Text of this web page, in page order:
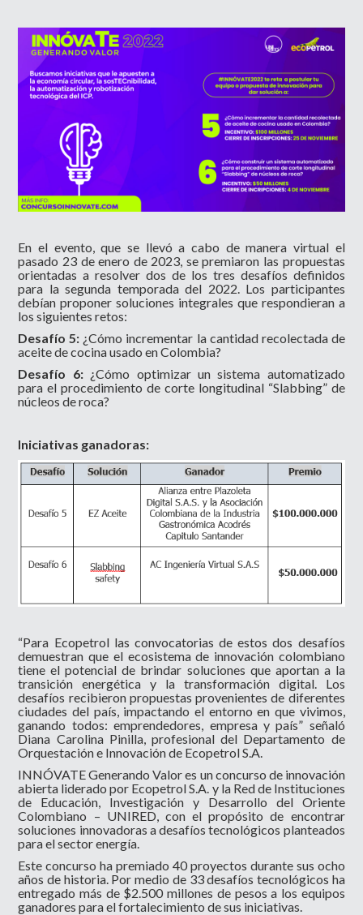
En el evento, que se llevó a cabo de manera virtual el
pasado 23 de enero de 2023, se premiaron las propuestas
orientadas a resolver dos de los tres desafíos definidos
para la segunda temporada del 2022. Los participantes
debían proponer soluciones integrales que respondieran a
los siguientes retos:
Desafío 5: ¿Cómo incrementar la cantidad recolectada de
aceite de cocina usado en Colombia?
Desafío 6:¿Cómo optimizar un sistema automatizado
para el procedimiento de corte longitudinal “Slabbing” de
núcleos de roca?
Iniciativas ganadoras:
“Para Ecopetrol las convocatorias de estos dos desafíos
demuestran que el ecosistema de innovación colombiano
tiene el potencial de brindar soluciones que aportan a la
transición energética y la transformación digital. Los
desafíos recibieron propuestas provenientes de diferentes
ciudades del país, impactando el entorno en que vivimos,
ganando todos: emprendedores, empresa y país” señaló
Diana Carolina Pinilla, profesional del Departamento de
Orquestación e Innovación de Ecopetrol S.A.
INNÓVATE Generando Valor es un concurso de innovación
abierta liderado por Ecopetrol S.A. y la Red de Instituciones
de Educación, Investigación y Desarrollo del Oriente
Colombiano – UNIRED, con el propósito de encontrar
soluciones innovadoras a desafíos tecnológicos planteados
para el sector energía.
Este concurso ha premiado 40 proyectos durante sus ocho
años de historia. Por medio de 33 desafíos tecnológicos ha
entregado más de $2.500 millones de pesos a los equipos
ganadores para el fortalecimiento de sus iniciativas.